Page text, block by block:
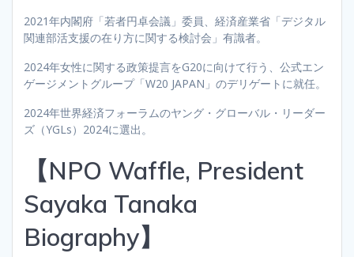
2021年内閣府「若者円卓会議」委員、経済産業省「デジタル
関連部活支援の在り方に関する検討会」有識者。
2024年女性に関する政策提言をG20に向けて行う、公式エン
ゲージメントグループ「W20 JAPAN」のデリゲートに就任。
2024年世界経済フォーラムのヤング・グローバル・リーダー
ズ（YGLs）2024に選出。
【NPO Waffle, President
Sayaka Tanaka
Biography】